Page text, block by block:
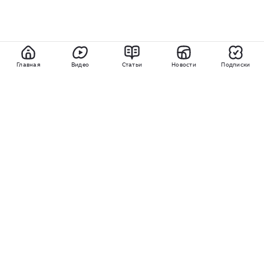
Главная Видео Статьи Новости Подписки